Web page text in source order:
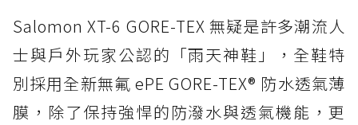
Salomon XT-6 GORE-TEX 無疑是許多潮流人
士與戶外玩家公認的「雨天神鞋」，全鞋特
別採用全新無氟 ePE GORE-TEX® 防水透氣薄
膜，除了保持強悍的防潑水與透氣機能，更